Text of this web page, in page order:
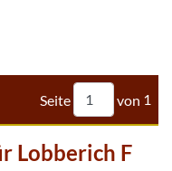
Seite von 1
Lobberich F